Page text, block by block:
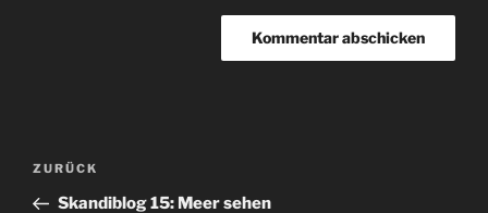
Beitragsnavigation
Vorheriger
Beitrag
ZURÜCK
Skandiblog 15: Meer sehen